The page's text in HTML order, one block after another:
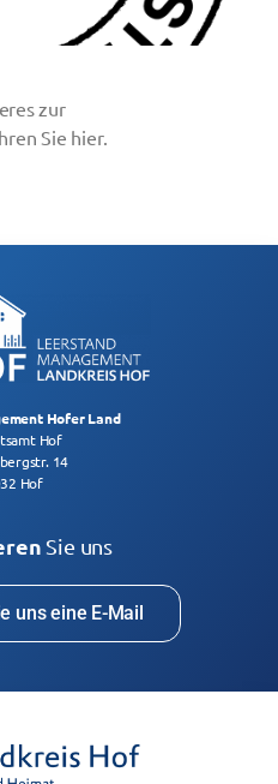
zur
Sie hier.
Hofer Land
Hof
14
Hof
Sie uns
uns eine E-Mail